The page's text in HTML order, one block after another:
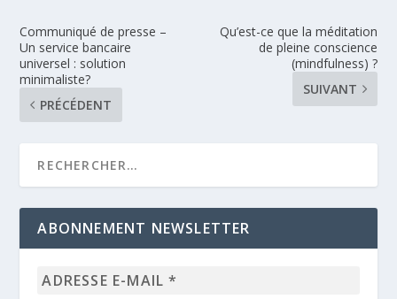
Communiqué de presse –
Un service bancaire
universel : solution
minimaliste?
PRÉCÉDENT
Qu’est-ce que la méditation
de pleine conscience
(mindfulness) ?
SUIVANT
ABONNEMENT NEWSLETTER
Adresse